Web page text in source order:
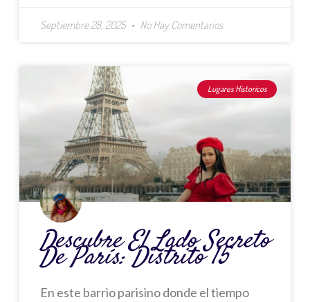
Septiembre 28, 2025 No Hay Comentarios
Lugares Historicos
Descubre El Lado Secreto
De París: Distrito 15
En este barrio parisino donde el tiempo